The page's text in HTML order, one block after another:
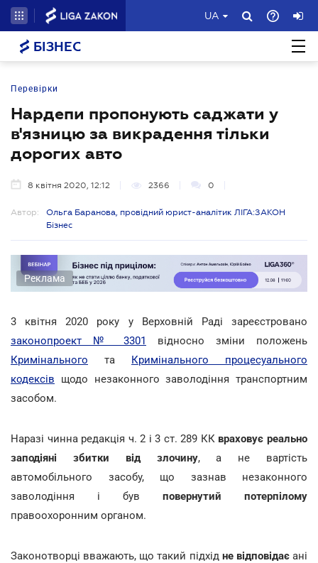
UA
БІЗНЕС
Перевірки
Нардепи пропонують саджати у
в'язницю за викрадення тільки
дорогих авто
8 квітня 2020, 12:12 2366 0
Автор:
Ольга Баранова, провідний юрист-аналітик ЛІГА:ЗАКОН
Бізнес
Реклама
3 квітня 2020 року у Верховній Раді зареєстровано
законопроект № 3301
відносно зміни положень
Кримінального та Кримінального процесуального
кодексів щодо незаконного заволодіння транспортним
засобом.
Наразі чинна редакція ч. 2 і 3 ст. 289 КК враховує реально
заподіяні збитки від злочину, а не вартість
автомобільного засобу, що зазнав незаконного
заволодіння і був повернутий потерпілому
правоохоронним органом.
Законотворці вважають, що такий підхід не відповідаєані